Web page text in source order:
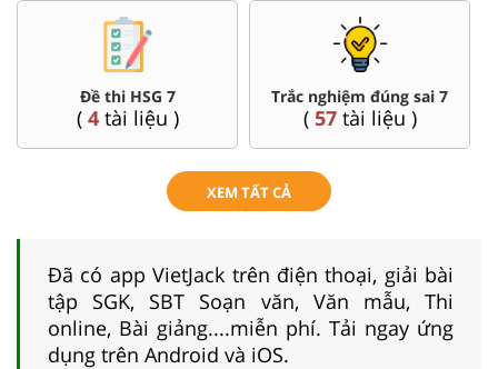
Đề thi HSG 7
( 4tài liệu )
Trắc nghiệm đúng sai 7
( 57tài liệu )
XEM TẤT CẢ
Đã có app VietJack trên điện thoại, giải bài
tập SGK, SBT Soạn văn, Văn mẫu, Thi
online, Bài giảng....miễn phí. Tải ngay ứng
dụng trên Android và iOS.